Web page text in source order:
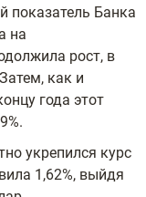
показатель Банка
на
рост, в
как и
года этот
укрепился курс
1,62%, выйдя